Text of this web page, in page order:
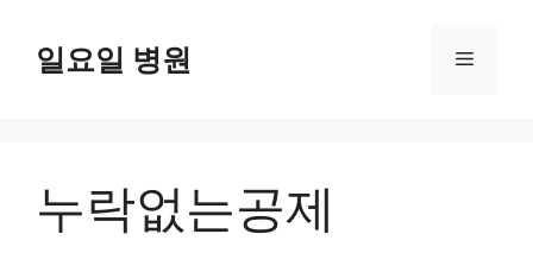
일요일 병원 메
누락없는공제